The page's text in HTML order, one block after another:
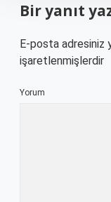
Bir yanıt
E-posta adresiniz
işaretlenmişlerdir
Yorum